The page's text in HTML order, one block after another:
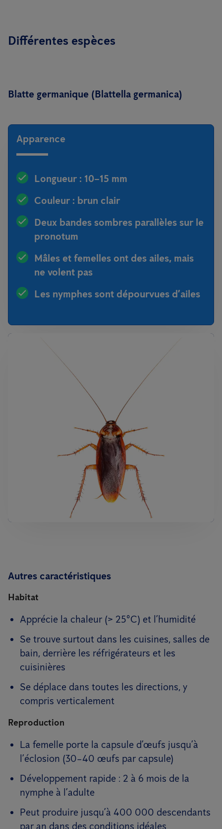
Différentes espèces
Blatte germanique (Blattella germanica)
Apparence
Longueur : 10–15 mm
Couleur : brun clair
Deux bandes sombres parallèles sur le
pronotum
Mâles et femelles ont des ailes, mais
ne volent pas
Les nymphes sont dépourvues d’ailes
Autres caractéristiques
Habitat
Apprécie la chaleur (> 25°C) et l’humidité
Se trouve surtout dans les cuisines, salles de
bain, derrière les réfrigérateurs et les
cuisinières
Se déplace dans toutes les directions, y
compris verticalement
Reproduction
La femelle porte la capsule d’œufs jusqu’à
l’éclosion (30–40 œufs par capsule)
Développement rapide : 2 à 6 mois de la
nymphe à l’adulte
Peut produire jusqu’à 400 000 descendants
par an dans des conditions idéales